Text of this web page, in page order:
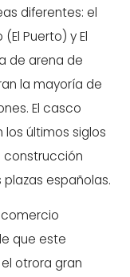
diferentes: el
Puerto) y El
de arena de
la mayoría de
El casco
últimos siglos
construcción
españolas.
comercio
que este
otrora gran